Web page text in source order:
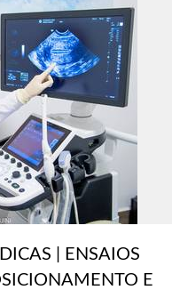
| ENSAIOS
E